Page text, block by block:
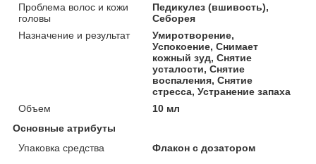
Проблема волос и кожи
головы
Педикулез (вшивость),
Себорея
Назначение и результат
Умиротворение,
Успокоение, Снимает
кожный зуд, Снятие
усталости, Снятие
воспаления, Снятие
стресса, Устранение запаха
Объем
10 мл
Основные атрибуты
Упаковка средства
Флакон с дозатором